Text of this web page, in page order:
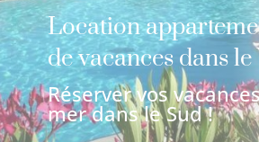
Location
de vacances dans le
Réserver vos
mer dans le Sud !